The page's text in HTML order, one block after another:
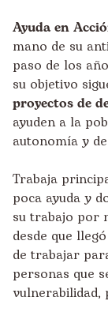
Ayuda en
mano de su
paso de los
su objetivo
proyectos de
ayuden a la
autonomía y
Trabaja
poca ayuda y
su trabajo por
desde que
de trabajar
personas que
vulnerabilidad,